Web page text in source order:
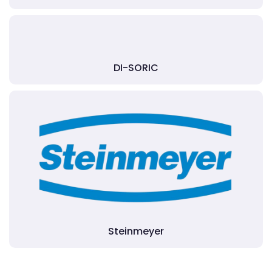
DI-SORIC
Steinmeyer